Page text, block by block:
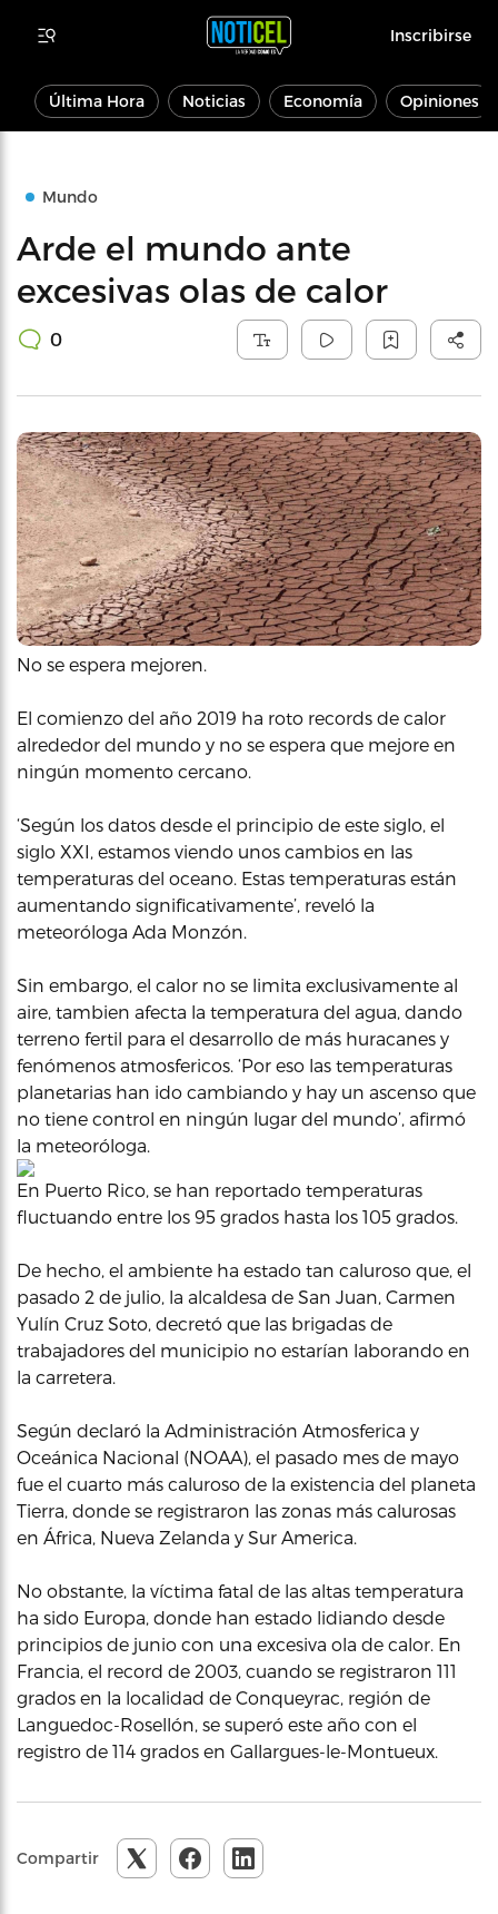
Inscribirse
Última Hora Noticias Economía Opiniones
Mundo
Arde el mundo ante
excesivas olas de calor
0
No se espera mejoren.
El comienzo del año 2019 ha roto records de calor
alrededor del mundo y no se espera que mejore en
ningún momento cercano.
‘Según los datos desde el principio de este siglo, el
siglo XXI, estamos viendo unos cambios en las
temperaturas del oceano. Estas temperaturas están
aumentando significativamente’, reveló la
meteoróloga Ada Monzón.
Sin embargo, el calor no se limita exclusivamente al
aire, tambien afecta la temperatura del agua, dando
terreno fertil para el desarrollo de más huracanes y
fenómenos atmosfericos. ‘Por eso las temperaturas
planetarias han ido cambiando y hay un ascenso que
no tiene control en ningún lugar del mundo’, afirmó
la meteoróloga.
En Puerto Rico, se han reportado temperaturas
fluctuando entre los 95 grados hasta los 105 grados.
De hecho, el ambiente ha estado tan caluroso que, el
pasado 2 de julio, la alcaldesa de San Juan, Carmen
Yulín Cruz Soto, decretó que las brigadas de
trabajadores del municipio no estarían laborando en
la carretera.
Según declaró la Administración Atmosferica y
Oceánica Nacional (NOAA), el pasado mes de mayo
fue el cuarto más caluroso de la existencia del planeta
Tierra, donde se registraron las zonas más calurosas
en África, Nueva Zelanda y Sur America.
No obstante, la víctima fatal de las altas temperatura
ha sido Europa, donde han estado lidiando desde
principios de junio con una excesiva ola de calor. En
Francia, el record de 2003, cuando se registraron 111
grados en la localidad de Conqueyrac, región de
Languedoc-Rosellón, se superó este año con el
registro de 114 grados en Gallargues-le-Montueux.
Compartir